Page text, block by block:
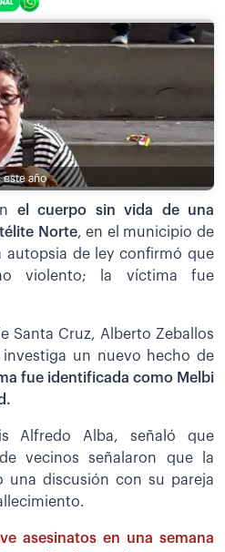
este año
el cuerpo sin vida de una
Norte, en el municipio de
autopsia de ley confirmó que
violento; la víctima fue
Santa Cruz, Alberto Zeballos
un nuevo hecho de
fue identificada como Melbi
Alfredo Alba, señaló que
vecinos señalaron que la
una discusión con su pareja
asesinatos en una semana